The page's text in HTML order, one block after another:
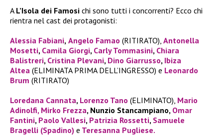
A L’Isola dei Famosi chi sono tutti i concorrenti? Ecco chi
rientra nel cast dei protagonisti:
Alessia Fabiani, Angelo Famao (RITIRATO), Antonella
Mosetti, Camila Giorgi, Carly Tommasini, Chiara
Balistreri, Cristina Plevani, Dino Giarrusso,Ibiza
Altea (ELIMINATA PRIMA DELL’INGRESSO) e Leonardo
Brum (RITIRATO)
Loredana Cannata, Lorenzo Tano (ELIMINATO), Mario
Adinolfi, Mirko Frezza, Nunzio Stancampiano, Omar
Fantini, Paolo Vallesi,Patrizia Rossetti, Samuele
Bragelli (Spadino) e Teresanna Pugliese.